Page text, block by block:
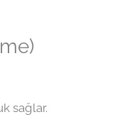
sağlar.